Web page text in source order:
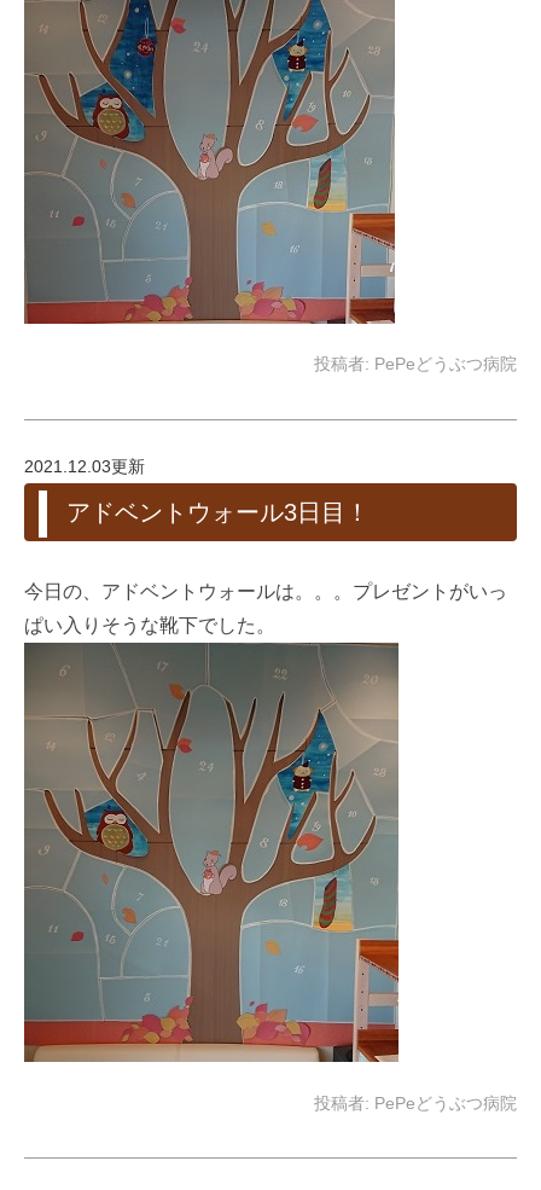
投稿者: PePeどうぶつ病院
2021.12.03更新
アドベントウォール3日目！
今日の、アドベントウォールは。。。プレゼントがいっ
ぱい入りそうな靴下でした。
投稿者: PePeどうぶつ病院